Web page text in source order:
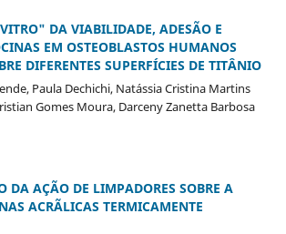
DA VIABILIDADE, ADESÃO E
EM OSTEOBLASTOS HUMANOS
DIFERENTES SUPERFÍCIES DE TITÂNIO
Paula Dechichi, Natássia Cristina Martins
Gomes Moura, Darceny Zanetta Barbosa
DA AÇÃO DE LIMPADORES SOBRE A
ACRÃLICAS TERMICAMENTE